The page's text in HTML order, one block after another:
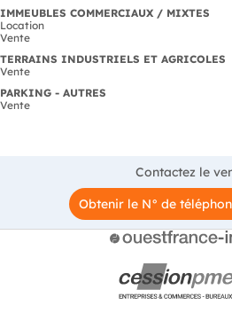
IMMEUBLES COMMERCIAUX / MIXTES
Location
Vente
TERRAINS INDUSTRIELS ET AGRICOLES
Vente
PARKING - AUTRES
Vente
Contactez le
Obtenir le N° de